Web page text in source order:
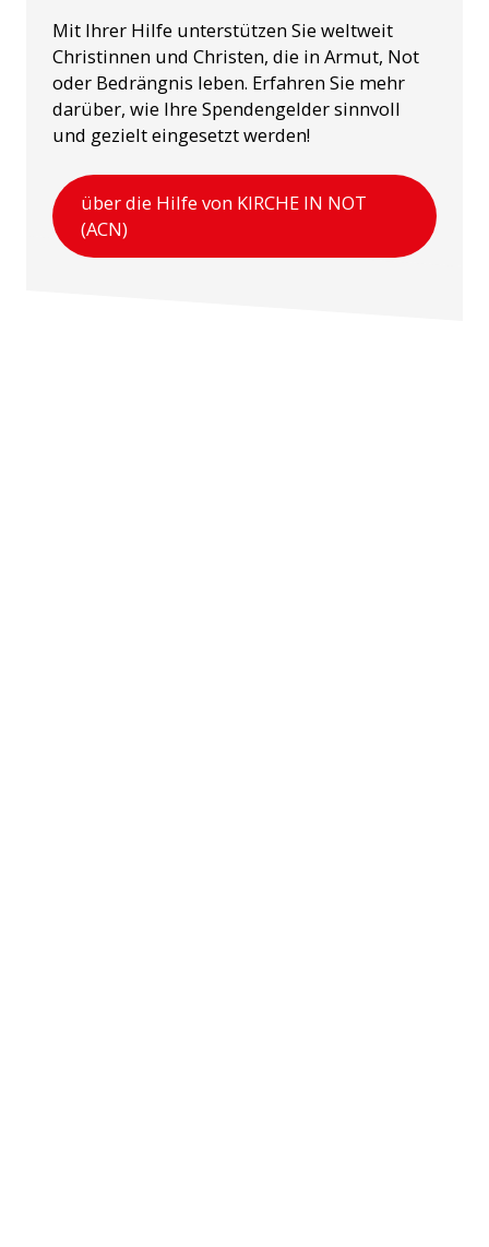
Mit Ihrer Hilfe unterstützen Sie weltweit
Christinnen und Christen, die in Armut, Not
oder Bedrängnis leben. Erfahren Sie mehr
darüber, wie Ihre Spendengelder sinnvoll
und gezielt eingesetzt werden!
über die Hilfe von KIRCHE IN NOT
(ACN)